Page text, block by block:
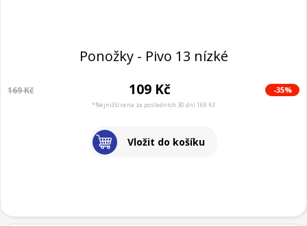
Ponožky - Pivo 13 nízké
169 Kč 109 Kč -35%
*Nejnižší cena za posledních 30 dní 169 Kč
Vložit do košíku